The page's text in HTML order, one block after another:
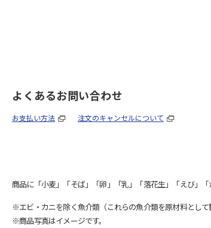
よくあるお問い合わせ
お支払い方法 注文のキャンセルについて
商品に「小麦」「そば」「卵」「乳」「落花生」「えび」
※エビ・カニを除く魚介類（これらの魚介類を原材料とし
※商品写真はイメージです。